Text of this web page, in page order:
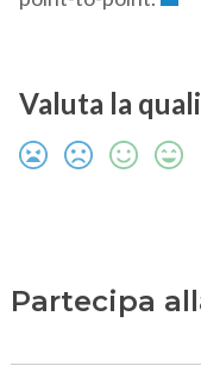
Valuta la
Partecipa